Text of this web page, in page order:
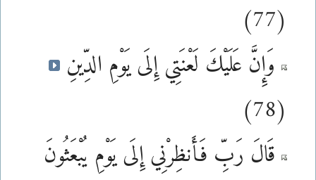
(77)
وَإِنَّ عَلَيْكَ لَعْنَتِي إِلَى يَوْمِ الدِّينِ
(78)
قَالَ رَبِّ فَأَنظِرْنِي إِلَى يَوْمِ يُبْعَثُونَ